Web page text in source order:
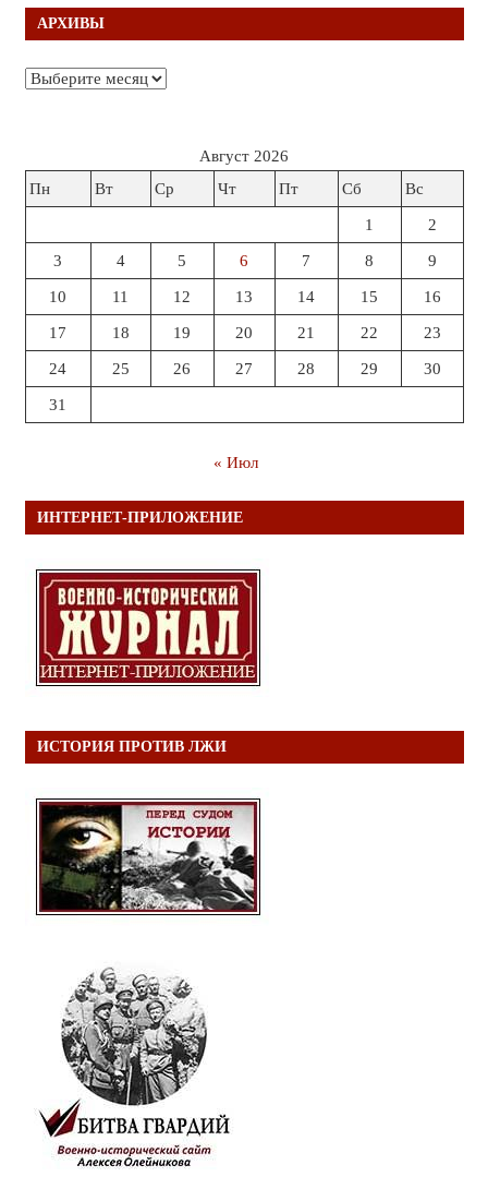
АРХИВЫ
Архивы
Август 2026
Пн
Вт Ср Чт Пт Сб Вс
1 2
3 4 5 6 7 8 9
10 11 12 13 14 15 16
17 18 19 20 21 22 23
24 25 26 27 28 29 30
31
« Июл
ИНТЕРНЕТ-ПРИЛОЖЕНИЕ
ИСТОРИЯ ПРОТИВ ЛЖИ